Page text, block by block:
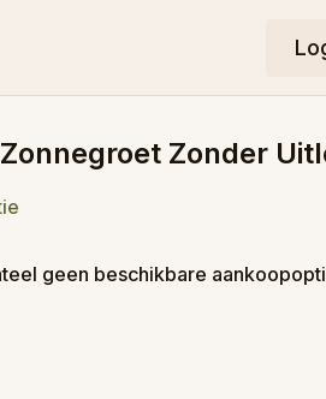
Zonder
geen beschikbare